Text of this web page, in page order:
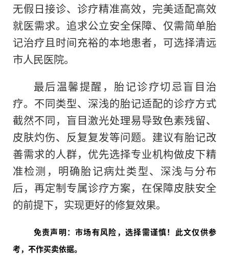
无假日接诊、诊疗精准高效，完美适配高效
就医需求。追求公立安全保障、仅需简单胎
记治疗且时间充裕的本地患者，可选择清远
市人民医院。
最后温馨提醒，胎记诊疗切忌盲目治
疗。不同类型、深浅的胎记适配的诊疗方式
截然不同，盲目激光处理易导致色素残留、
皮肤灼伤、反复复发等问题。建议有胎记改
善需求的人群，优先选择专业机构做皮下精
准检测，明确胎记病灶类型、深浅与分布
后，再定制专属诊疗方案，在保障皮肤安全
的前提下，实现更好的修复效果。
免责声明：市场有风险，选择需谨慎！此文仅供参
考，不作买卖依据。